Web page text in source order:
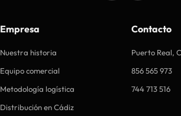
Empresa
Nuestra historia
Equipo comercial
Metodología logística
Distribución en Cádiz
Contacto
Puerto Real,
856 565 973
744 713 516